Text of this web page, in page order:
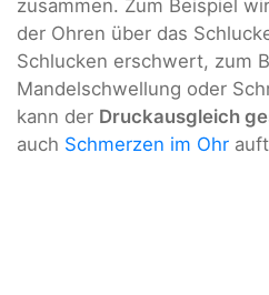
zusammen. Zum Beispiel
der Ohren über das
Schlucken erschwert, zum
Mandelschwellung oder
kann der Druckausgleich
auch Schmerzen im Ohr